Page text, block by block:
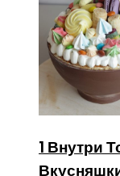
1 Внутри